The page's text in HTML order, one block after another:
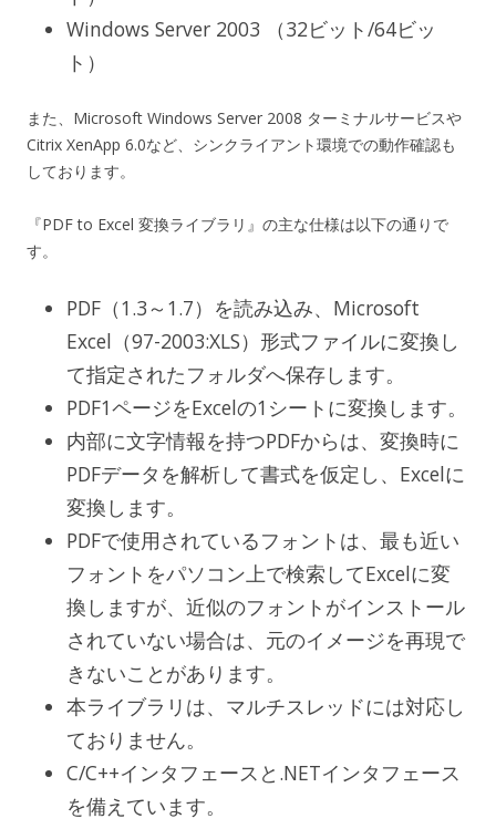
Windows Server 2003 （32ビット/64ビッ
ト）
また、Microsoft Windows Server 2008 ターミナルサービスや
Citrix XenApp 6.0など、シンクライアント環境での動作確認も
しております。
『PDF to Excel 変換ライブラリ』の主な仕様は以下の通りで
す。
PDF（1.3～1.7）を読み込み、Microsoft
Excel（97-2003:XLS）形式ファイルに変換し
て指定されたフォルダへ保存します。
PDF1ページをExcelの1シートに変換します。
内部に文字情報を持つPDFからは、変換時に
PDFデータを解析して書式を仮定し、Excelに
変換します。
PDFで使用されているフォントは、最も近い
フォントをパソコン上で検索してExcelに変
換しますが、近似のフォントがインストール
されていない場合は、元のイメージを再現で
きないことがあります。
本ライブラリは、マルチスレッドには対応し
ておりません。
C/C++インタフェースと.NETインタフェース
を備えています。